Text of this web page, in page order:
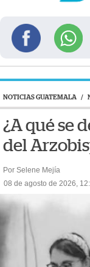
NOTICIAS GUATEMALA /
¿A qué se
del
Por Selene Mejía
08 de agosto de 2026,